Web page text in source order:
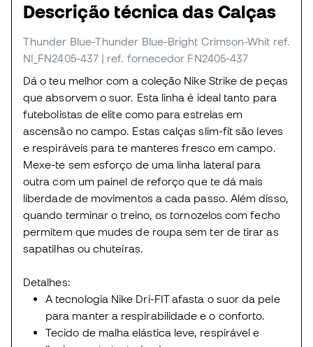
Descrição técnica das Calças
Thunder Blue-Thunder Blue-Bright Crimson-Whit ref.
NI_FN2405-437 | ref. fornecedor FN2405-437
Dá o teu melhor com a coleção Nike Strike de peças
que absorvem o suor. Esta linha é ideal tanto para
futebolistas de elite como para estrelas em
ascensão no campo. Estas calças slim-fit são leves
e respiráveis para te manteres fresco em campo.
Mexe-te sem esforço de uma linha lateral para
outra com um painel de reforço que te dá mais
liberdade de movimentos a cada passo. Além disso,
quando terminar o treino, os tornozelos com fecho
permitem que mudes de roupa sem ter de tirar as
sapatilhas ou chuteiras.
Detalhes:
A tecnologia Nike Dri-FIT afasta o suor da pele
para manter a respirabilidade e o conforto.
Tecido de malha elástica leve, respirável e